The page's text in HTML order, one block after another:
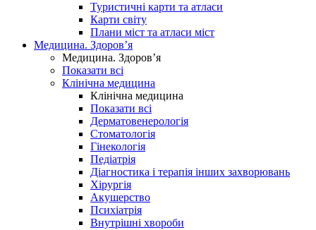
Туристичні карти та атласи
Карти світу
Плани міст та атласи міст
Медицина. Здоров’я
Медицина. Здоров’я
Показати всі
Клінічна медицина
Клінічна медицина
Показати всі
Дерматовенерологія
Стоматологія
Гінекологія
Педіатрія
Діагностика і терапія інших захворювань
Хірургія
Акушерство
Психіатрія
Внутрішні хвороби